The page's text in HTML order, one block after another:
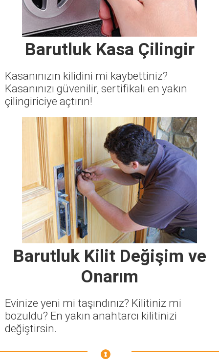
Barutluk Kasa Çilingir
Kasanınızın kilidini mi kaybettiniz?
Kasanınızı güvenilir, sertifikalı en yakın
çilingiriciye açtırın!
Barutluk Kilit Değişim ve
Onarım
Evinize yeni mi taşındınız? Kilitiniz mi
bozuldu? En yakın anahtarcı kilitinizi
değiştirsin.